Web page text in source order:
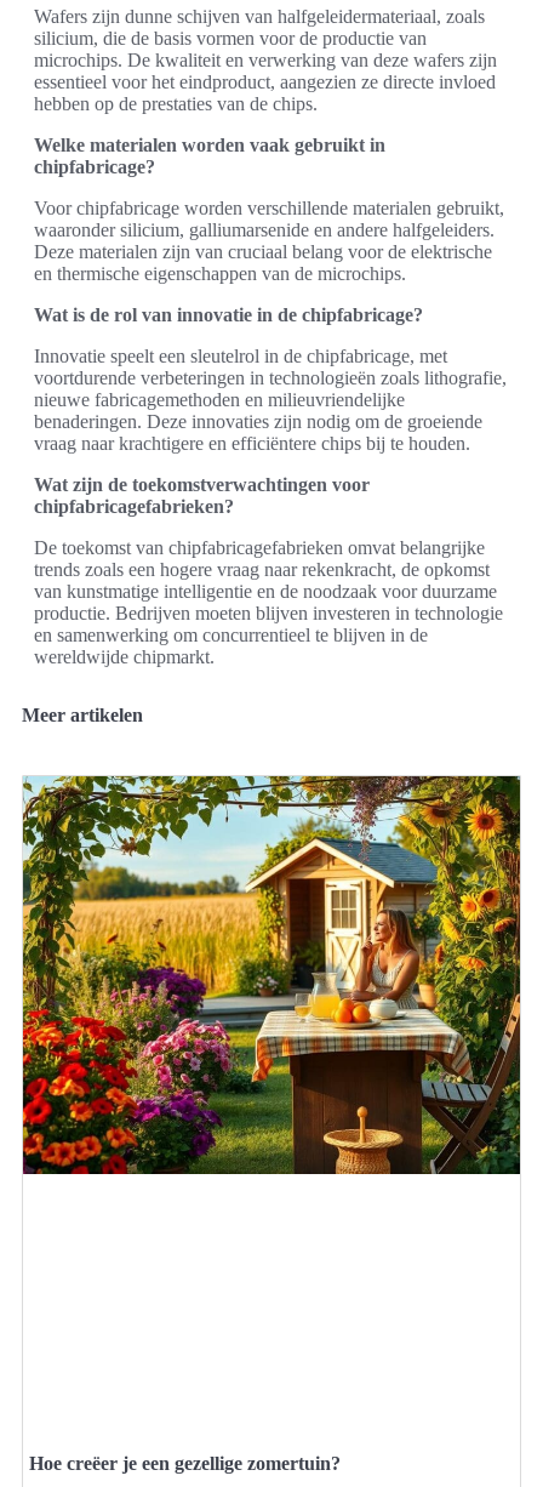
Wafers zijn dunne schijven van halfgeleidermateriaal, zoals
silicium, die de basis vormen voor de productie van
microchips. De kwaliteit en verwerking van deze wafers zijn
essentieel voor het eindproduct, aangezien ze directe invloed
hebben op de prestaties van de chips.
Welke materialen worden vaak gebruikt in
chipfabricage?
Voor chipfabricage worden verschillende materialen gebruikt,
waaronder silicium, galliumarsenide en andere halfgeleiders.
Deze materialen zijn van cruciaal belang voor de elektrische
en thermische eigenschappen van de microchips.
Wat is de rol van innovatie in de chipfabricage?
Innovatie speelt een sleutelrol in de chipfabricage, met
voortdurende verbeteringen in technologieën zoals lithografie,
nieuwe fabricagemethoden en milieuvriendelijke
benaderingen. Deze innovaties zijn nodig om de groeiende
vraag naar krachtigere en efficiëntere chips bij te houden.
Wat zijn de toekomstverwachtingen voor
chipfabricagefabrieken?
De toekomst van chipfabricagefabrieken omvat belangrijke
trends zoals een hogere vraag naar rekenkracht, de opkomst
van kunstmatige intelligentie en de noodzaak voor duurzame
productie. Bedrijven moeten blijven investeren in technologie
en samenwerking om concurrentieel te blijven in de
wereldwijde chipmarkt.
Meer artikelen
Hoe creëer je een gezellige zomertuin?